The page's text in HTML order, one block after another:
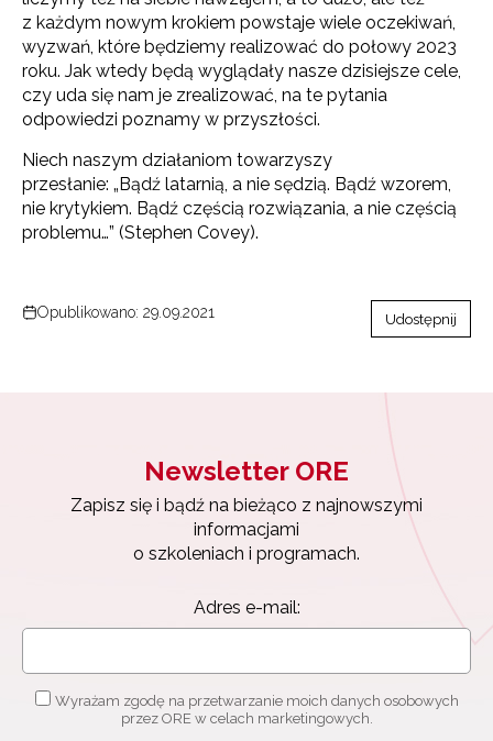
z każdym nowym krokiem powstaje wiele oczekiwań,
wyzwań, które będziemy realizować do połowy 2023
roku. Jak wtedy będą wyglądały nasze dzisiejsze cele,
czy uda się nam je zrealizować, na te pytania
odpowiedzi poznamy w przyszłości.
Niech naszym działaniom towarzyszy
przesłanie: „Bądź latarnią, a nie sędzią. Bądź wzorem,
nie krytykiem. Bądź częścią rozwiązania, a nie częścią
problemu…” (Stephen Covey).
Opublikowano: 29.09.2021 Udostępnij
Newsletter ORE
Zapisz się i bądź na bieżąco z najnowszymi
informacjami
o szkoleniach i programach.
Adres e-mail:
Wyrażam zgodę na przetwarzanie moich danych osobowych
przez ORE w celach marketingowych.